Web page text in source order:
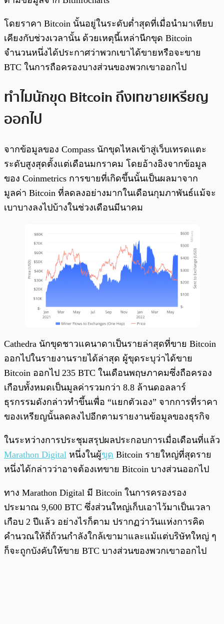
โดยราคา Bitcoin นั้นอยู่ในระดับต่ำสุดที่เมื่อนำมาเทียบ
เคียงกับช่วงเวลานั้น ด้วยเหตุนี้เหล่านีกขุด Bitcoin
จำนวนหนึ่งได้ประกาศว่าพวกเขาได้ขายหรือจะขาย
BTC ในการถือครองบางส่วนของพวกเขาออกไป
ทำไมนักขุด Bitcoin ถึงเทขายเหรียญ
ออกไป
จากข้อมูลของ Compass นักขุดไหลเข้าสู่เว็บเทรดแตะ
ระดับสูงสุดตั้งแต่เดือนมกราคม โดยอ้างอิงจากข้อมูล
ของ Coinmetrics การขายที่เกิดขึ้นนั้นเป็นผลมาจาก
มูลค่า Bitcoin ที่ลดลงอย่างมากในเดือนกุมภาพันธ์แม้จะ
เบาบางลงไปบ้างในช่วงเดือนมีนาคม
Cathedra นักขุดชาวแคนาดาเป็นรายล่าสุดที่ขาย Bitcoin
ออกไปในรายงานรายได้ล่าสุด ผู้ขุดระบุว่าได้ขาย
Bitcoin ออกไป 235 BTC ในเดือนพฤษภาคมซึ่งถือครอง
เกือบทั้งหมดเป็นมูลค่ารวมกว่า 8.8 ล้านดอลลาร์
ธุรกรรมดังกล่าวทำขึ้นเพื่อ “แยกตัวเอง” จากการที่ราคา
ของเหรียญนั้นลดลงไปอีกตามรายงานข้อมูลของธุรกิจ
ในระหว่างการประชุมสรุปผลประกอบการเมื่อเดือนที่แล้ว
Marathon Digital หนึ่งในผู้ขุด Bitcoin รายใหญ่ที่สุดราย
หนึ่งได้กล่าวว่าอาจต้องเทขาย Bitcoin บางส่วนออกไป
ทาง Marathon Digital มี Bitcoin ในการครองรอง
ประมาณ 9,600 BTC ซึ่งส่วนใหญ่เก็บเอาไว้มาเป็นเวลา
เกือบ 2 ปีแล้ว อย่างไรก็ตาม ปรากฏว่าวันแห่งการคิด
คำนวณให้ถี่ถ้วนกำลังใกล้เขามาและแม้แต่บริษัทใหญ่ ๆ
ก็จะถูกบังคับให้ขาย BTC บางส่วนของพวกเขาออกไป